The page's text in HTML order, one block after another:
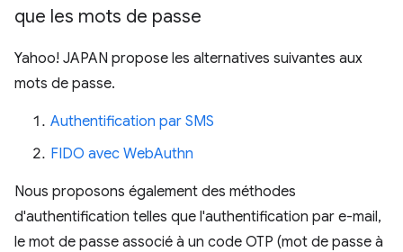
que les mots de passe
Yahoo! JAPAN propose les alternatives suivantes aux
mots de passe.
Authentification par SMS
FIDO avec WebAuthn
Nous proposons également des méthodes
d'authentification telles que l'authentification par e-mail,
le mot de passe associé à un code OTP (mot de passe à